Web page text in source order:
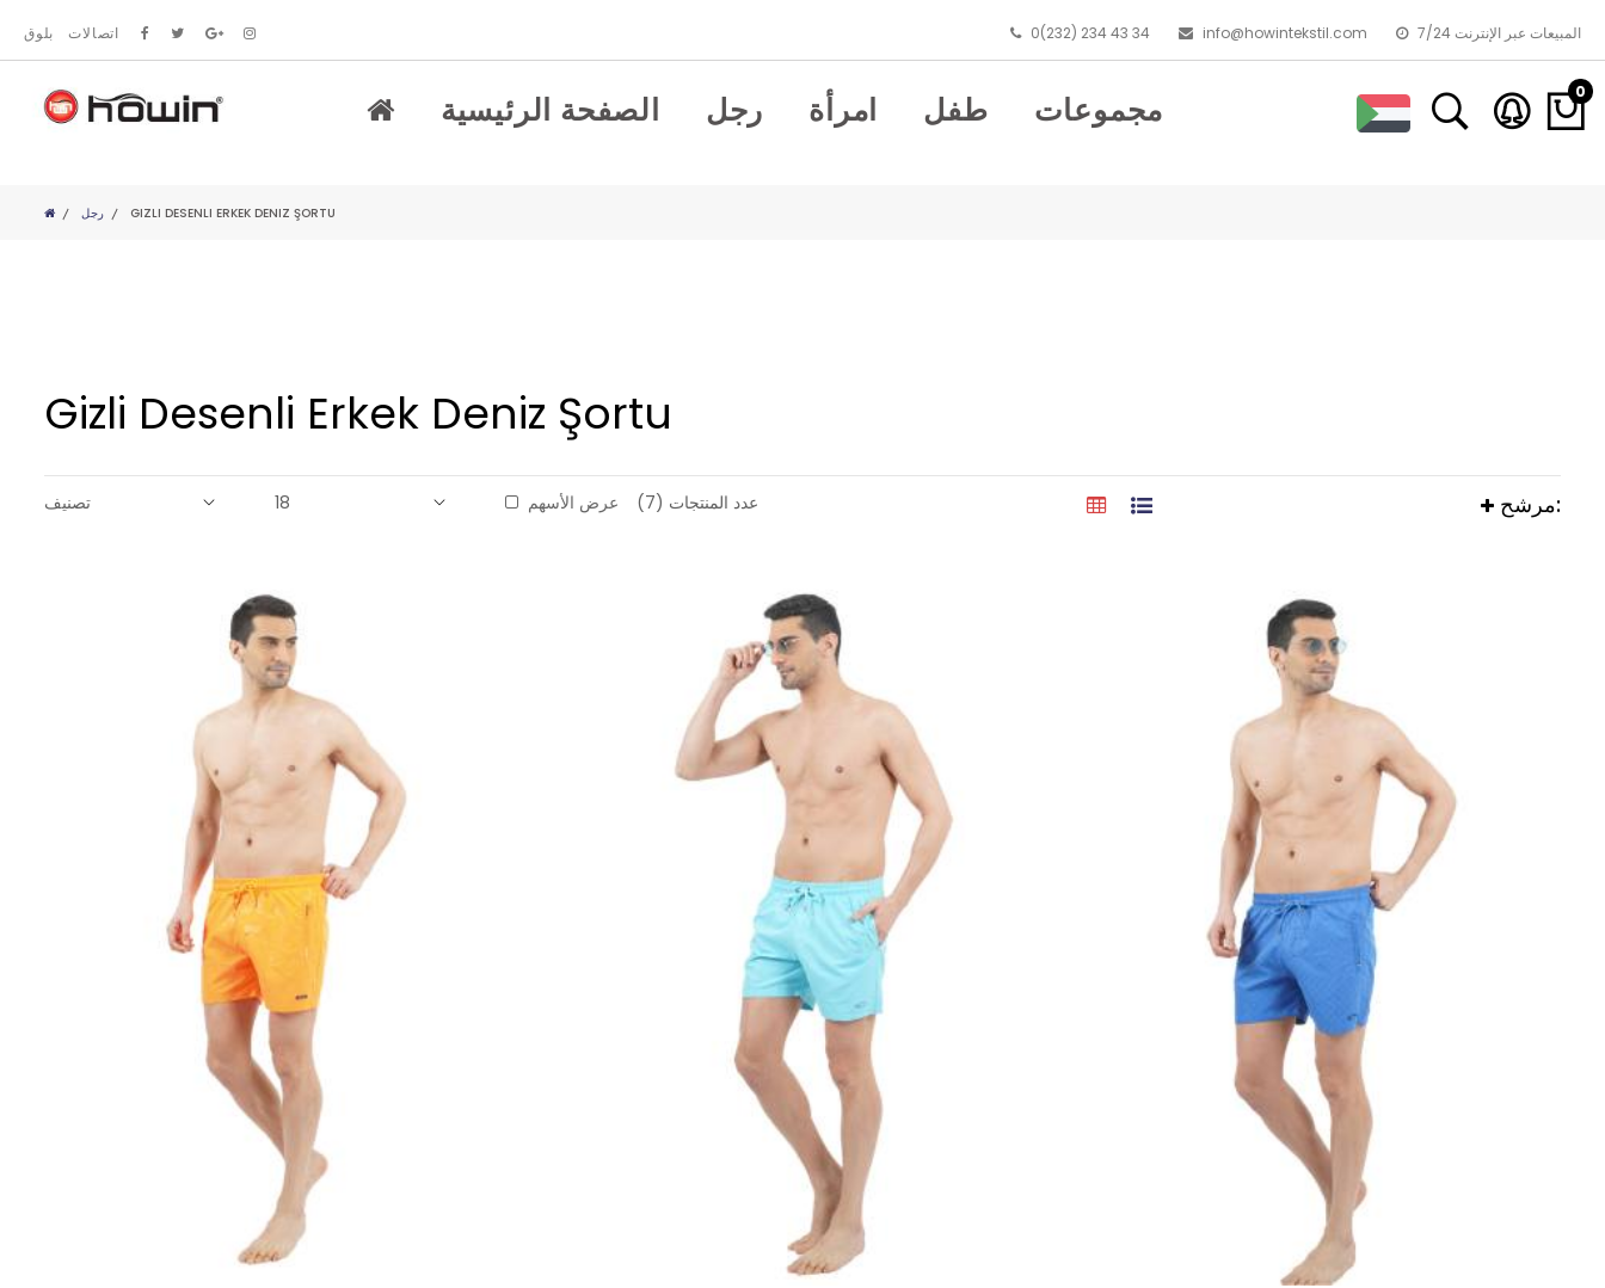
بلوق اتصالات 0(232) 234 43 34 info@howintekstil.com 7/24 المبيعات عبر الإنترنت
الصفحة الرئيسية رجل امرأة طفل مجموعات 0
رجل GIZLI DESENLI ERKEK DENIZ ŞORTU
Gizli Desenli Erkek Deniz Şortu
عرض الأسهم عدد المنتجات (7) مرشح: